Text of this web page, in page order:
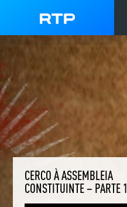
CERCO À ASSEMBLEIA
CONSTITUINTE – PARTE 1